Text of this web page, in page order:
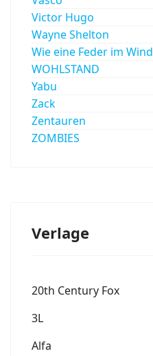
Victor Hugo
Wayne Shelton
Wie eine Feder im Wind
WOHLSTAND
Yabu
Zack
Zentauren
ZOMBIES
Verlage
20th Century Fox
3L
Alfa